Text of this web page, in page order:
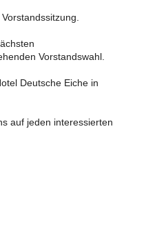
Vorstandswahl.
Deutsche Eiche in
auf jeden interessierten